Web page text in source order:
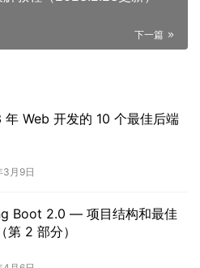
下一篇
Web 开发的 10 个最佳后端
月9日
Boot 2.0 — 项目结构和最佳
第 2 部分）